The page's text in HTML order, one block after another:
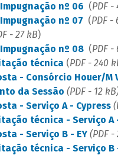
nº 06 (PDF - 43
nº 07 (PDF - 61
- 27 kB)
nº 08(PDF - 65
técnica (PDF - 240 kB
- Consórcio Houer/M
da Sessão (PDF - 12 kB)
- Serviço A - Cypress
técnica - Serviço A -
- Serviço B - EY (PDF - 29
técnica - Serviço B -